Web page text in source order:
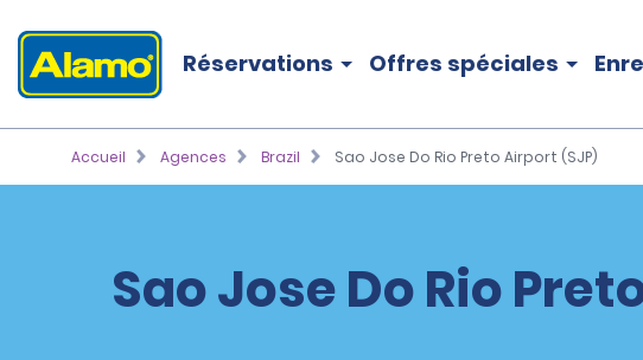
Réservations Offres spéciales
Accueil Agences Brazil Sao Jose Do Rio Preto Airport (SJP)
Sao Jose Do Rio